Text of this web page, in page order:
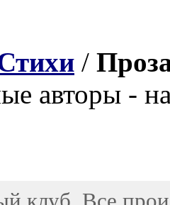
/
авторы -